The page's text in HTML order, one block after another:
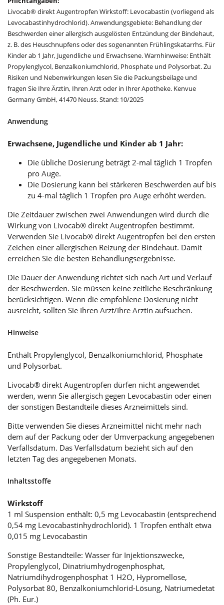
Livocab® direkt Augentropfen Wirkstoff: Levocabastin (vorliegend als
Levocabastinhydrochlorid). Anwendungsgebiete: Behandlung der
Beschwerden einer allergisch ausgelösten Entzündung der Bindehaut,
z. B. des Heuschnupfens oder des sogenannten Frühlingskatarrhs. Für
Kinder ab 1 Jahr, Jugendliche und Erwachsene. Warnhinweise: Enthält
Propylenglycol, Benzalkoniumchlorid, Phosphate und Polysorbat. Zu
Risiken und Nebenwirkungen lesen Sie die Packungsbeilage und
fragen Sie Ihre Ärztin, Ihren Arzt oder in Ihrer Apotheke. Kenvue
Germany GmbH, 41470 Neuss. Stand: 10/2025
Anwendung
Erwachsene, Jugendliche und Kinder ab 1 Jahr:
Die übliche Dosierung beträgt 2-mal täglich 1 Tropfen
pro Auge.
Die Dosierung kann bei stärkeren Beschwerden auf bis
zu 4-mal täglich 1 Tropfen pro Auge erhöht werden.
Die Zeitdauer zwischen zwei Anwendungen wird durch die
Wirkung von Livocab® direkt Augentropfen bestimmt.
Verwenden Sie Livocab® direkt Augentropfen bei den ersten
Zeichen einer allergischen Reizung der Bindehaut. Damit
erreichen Sie die besten Behandlungsergebnisse.
Die Dauer der Anwendung richtet sich nach Art und Verlauf
der Beschwerden. Sie müssen keine zeitliche Beschränkung
berücksichtigen. Wenn die empfohlene Dosierung nicht
ausreicht, sollten Sie Ihren Arzt/Ihre Ärztin aufsuchen.
Hinweise
Enthält Propylenglycol, Benzalkoniumchlorid, Phosphate
und Polysorbat.
Livocab® direkt Augentropfen dürfen nicht angewendet
werden, wenn Sie allergisch gegen Levocabastin oder einen
der sonstigen Bestandteile dieses Arzneimittels sind.
Bitte verwenden Sie dieses Arzneimittel nicht mehr nach
dem auf der Packung oder der Umverpackung angegebenen
Verfallsdatum. Das Verfallsdatum bezieht sich auf den
letzten Tag des angegebenen Monats.
Inhaltsstoffe
Wirkstoff
1 ml Suspension enthält: 0,5 mg Levocabastin (entsprechend
0,54 mg Levocabastinhydrochlorid). 1 Tropfen enthält etwa
0,015 mg Levocabastin
Sonstige Bestandteile: Wasser für Injektionszwecke,
Propylenglycol, Dinatriumhydrogenphosphat,
Natriumdihydrogenphosphat 1 H2O, Hypromellose,
Polysorbat 80, Benzalkoniumchlorid-Lösung, Natriumedetat
(Ph. Eur.)